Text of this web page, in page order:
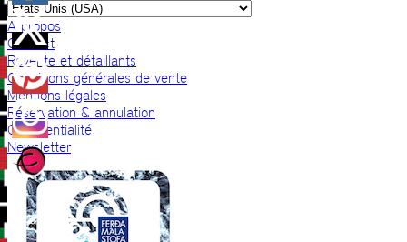
A propos
Contact
Revente et détaillants
Conditions générales de vente
Mentions légales
Réservation & annulation
Confidentialité
Newsletter